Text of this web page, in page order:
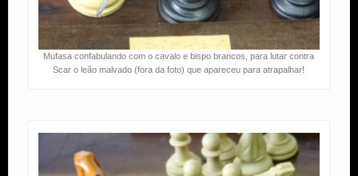
Mufasa confabulando com o cavalo e bispo brancos, para lutar contra
Scar o leão malvado (fora da foto) que apareceu para atrapalhar!